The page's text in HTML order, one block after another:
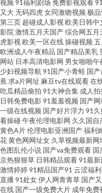
91伊人资源网 日韩福利专区 国产
青草大香蕉 91微拍网 日本福利
欧美一区啪啪 麻豆精品原创Av
色小视频 AV免费大全 五月天色图
费黄污视频在线观看 91诱惑福利
视频免费入口 日韩精品久久成人
91jiuyi 免费的色情 91资源在线视
免费官网入口 日韩欧美瑟瑟网站
视频 91福利剧场 免费影视观看
又大 无码四虎女同激吻视频 极
第三页 超碰成人影视欧美日韩中
影院 激情五月天国产综合网五月
虎影视欧美一区在线操碰视频
欧洲成人午夜精品 国产精品美乳
网站 日本高清电影网 男女啪啪午
少妇视频导航 91国产小青蛙 国
蕉求a片网址 麻豆tv在线观看在
吃瓜精品偷拍 91大神合集 成人
日韩免费电影91羞羞视频 国产网
一级在线视频 国产好片浮力 91久
看操碰 午夜伦理电影网 久久国自
黄色A片伦理电影亚洲国产福利
花黄色网网址女 久草视频最新网
色图乱伦小说 国产va免费观看 国
京热狠狠草 日韩精品观看91最新
激情婷婷91精品国产91 云涩福
直播 91处女伊人网青青草 国产
在线 国产一级免费大片 成年免费